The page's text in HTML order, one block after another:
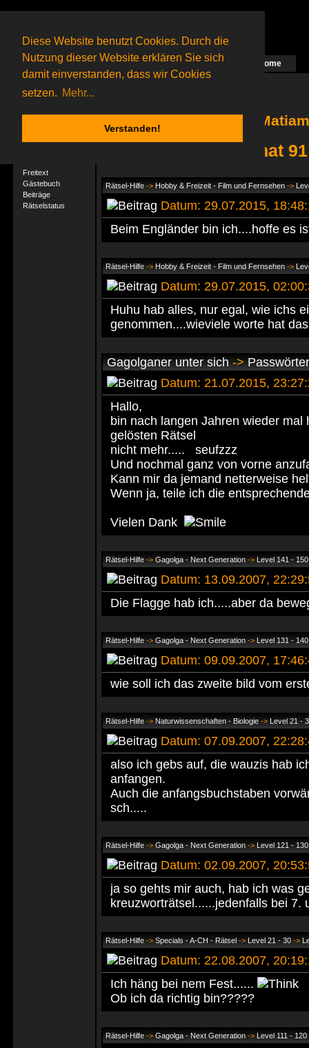
Diese Website benutzt Cookies. Durch die
Nutzung dieser Website erklären Sie sich
damit einverstanden, dass wir Cookies
setzen. Mehr...
Verstanden!
Das nächste Rätsel ist in Arbeit Home
19 Gagolganeronline(0 registrierte und 19 Gäste)
Gagolganer:
9732Rätsel online:
Freitext
Gästebuch
Beiträge
Rätselstatus
Matiamou hat
Rätsel-Hilfe -> Hobby & Freizeit - Film und Fernsehen ->
Datum: 29.07.2015,
Beim Engländer bin ich....hoffe es
Rätsel-Hilfe -> Hobby & Freizeit - Film und Fernsehen ->
Datum: 29.07.2015,
Huhu hab alles, nur egal, wie ichs
genommen....wieviele worte hat
Gagolganer unter sich->
Datum: 21.07.2015,
Hallo,
bin nach langen Jahren wieder
gelösten Rätsel
nicht mehr..... seufzzz
Und nochmal ganz von vorne
Kann mir da jemand netterweise
Wenn ja, teile ich die
Vielen Dank
Rätsel-Hilfe -> Gagolga - Next Generation -> Level 141 - 150
Datum: 13.09.2007,
Die Flagge hab ich.....aber da
Rätsel-Hilfe -> Gagolga - Next Generation -> Level 131 - 140
Datum: 09.09.2007,
wie soll ich das zweite bild vom
Rätsel-Hilfe -> Naturwissenschaften - Biologie -> Level 21 -
Datum: 07.09.2007,
also ich gebs auf, die wauzis hab
anfangen.
Auch die anfangsbuchstaben
sch.....
Rätsel-Hilfe -> Gagolga - Next Generation -> Level 121 - 130
Datum: 02.09.2007,
ja so gehts mir auch, hab ich was
kreuzworträtsel......jedenfalls bei
Rätsel-Hilfe -> Specials - A-CH - Rätsel -> Level 21 - 30 ->
Datum: 22.08.2007,
Ich häng bei nem Fest......
Ob ich da richtig bin?????
Rätsel-Hilfe -> Gagolga - Next Generation -> Level 111 - 120